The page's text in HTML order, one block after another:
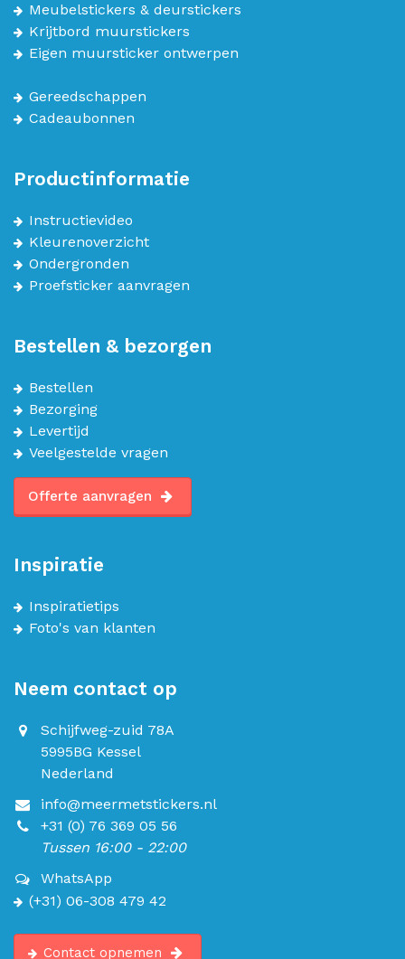
Meubelstickers & deurstickers
Krijtbord muurstickers
Eigen muursticker ontwerpen
Gereedschappen
Cadeaubonnen
Productinformatie
Instructievideo
Kleurenoverzicht
Ondergronden
Proefsticker aanvragen
Bestellen & bezorgen
Bestellen
Bezorging
Levertijd
Veelgestelde vragen
Offerte aanvragen
Inspiratie
Inspiratietips
Foto's van klanten
Neem contact op
Schijfweg-zuid 78A
5995BG Kessel
Nederland
info@meermetstickers.nl
+31 (0) 76 369 05 56
Tussen 16:00 - 22:00
WhatsApp
(+31) 06-308 479 42
Contact opnemen